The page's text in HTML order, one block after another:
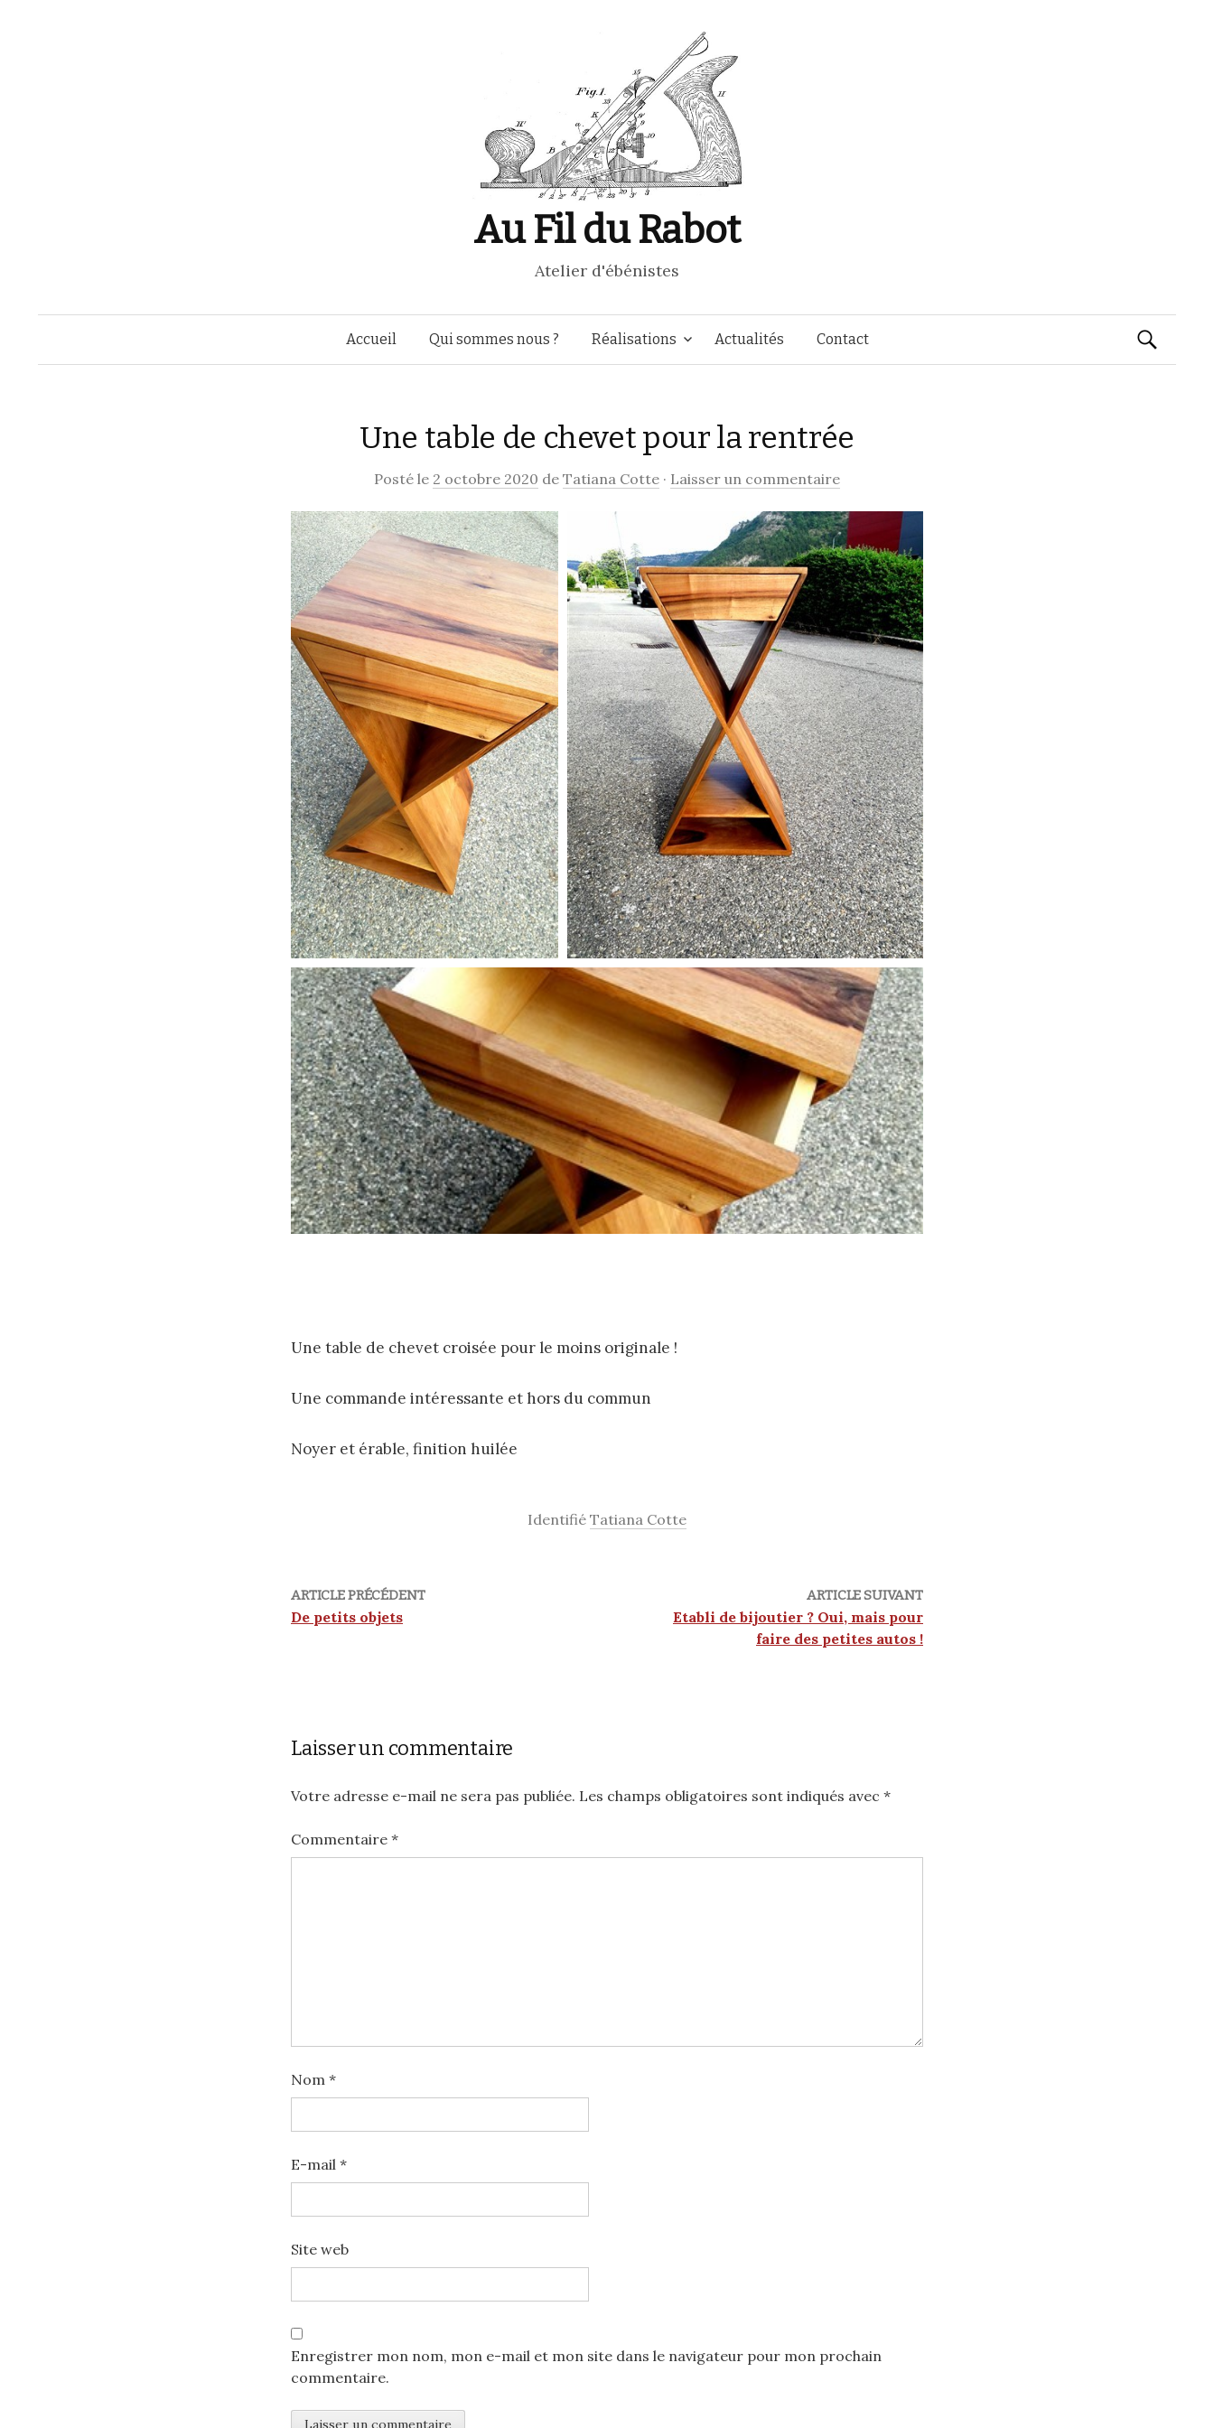
Au Fil du Rabot
Atelier d'ébénistes
Aller
contenu
Accueil Qui sommes nous ? Réalisations Actualités Contact Rechercher :
Une table de chevet pour la rentrée
Posté le 2 octobre 2020 de Tatiana Cotte · Laisser un commentaire
Une table de chevet croisée pour le moins originale !
Une commande intéressante et hors du commun
Noyer et érable, finition huilée
Identifié Tatiana Cotte
ARTICLE PRÉCÉDENT
De petits objets
ARTICLE SUIVANT
Etabli de bijoutier ? Oui, mais pour
faire des petites autos !
Laisser un commentaire
Votre adresse e-mail ne sera pas publiée. Les champs obligatoires sont indiqués avec *
Commentaire *
Nom *
E-mail *
Site web
Enregistrer mon nom, mon e-mail et mon site dans le navigateur pour mon prochain
commentaire.